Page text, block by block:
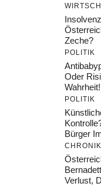
Zeche?
POLITIK
Oder
Wahrheit!
POLITIK
Bürger
CHRONIK
Verlust,